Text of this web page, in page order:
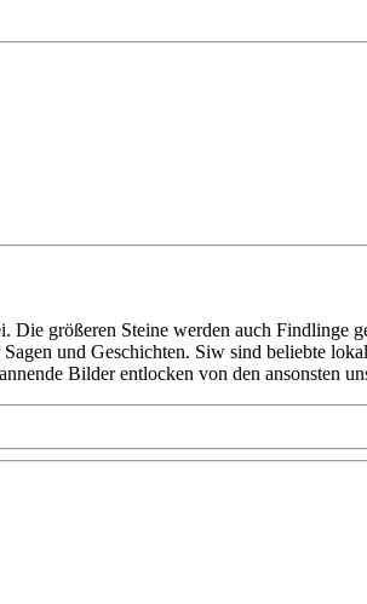
Die größeren Steine werden auch
und Geschichten. Siw sind beliebte
Bilder entlocken von den ansonsten